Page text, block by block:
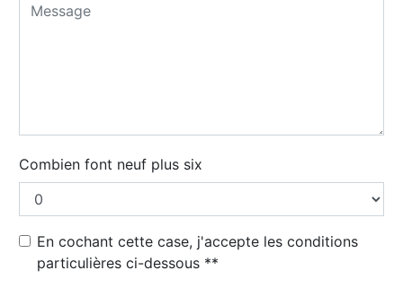
Combien font neuf plus six
En cochant cette case, j'accepte les conditions
particulières ci-dessous **